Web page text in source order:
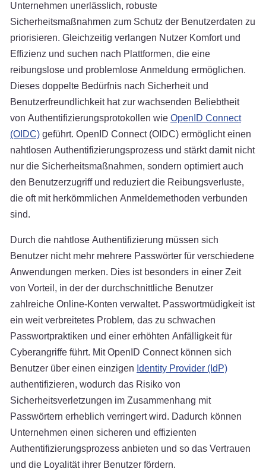
Unternehmen unerlässlich, robuste
Sicherheitsmaßnahmen zum Schutz der Benutzerdaten zu
priorisieren. Gleichzeitig verlangen Nutzer Komfort und
Effizienz und suchen nach Plattformen, die eine
reibungslose und problemlose Anmeldung ermöglichen.
Dieses doppelte Bedürfnis nach Sicherheit und
Benutzerfreundlichkeit hat zur wachsenden Beliebtheit
von Authentifizierungsprotokollen wieOpenID Connect
(OIDC)geführt. OpenID Connect (OIDC) ermöglicht einen
nahtlosen Authentifizierungsprozess und stärkt damit nicht
nur die Sicherheitsmaßnahmen, sondern optimiert auch
den Benutzerzugriff und reduziert die Reibungsverluste,
die oft mit herkömmlichen Anmeldemethoden verbunden
sind.
Durch die nahtlose Authentifizierung müssen sich
Benutzer nicht mehr mehrere Passwörter für verschiedene
Anwendungen merken. Dies ist besonders in einer Zeit
von Vorteil, in der der durchschnittliche Benutzer
zahlreiche Online-Konten verwaltet. Passwortmüdigkeit ist
ein weit verbreitetes Problem, das zu schwachen
Passwortpraktiken und einer erhöhten Anfälligkeit für
Cyberangriffe führt. Mit OpenID Connect können sich
Benutzer über einen einzigen Identity Provider (IdP)
authentifizieren, wodurch das Risiko von
Sicherheitsverletzungen im Zusammenhang mit
Passwörtern erheblich verringert wird. Dadurch können
Unternehmen einen sicheren und effizienten
Authentifizierungsprozess anbieten und so das Vertrauen
und die Loyalität ihrer Benutzer fördern.